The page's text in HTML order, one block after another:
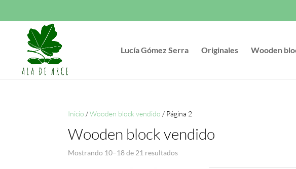
Lucía Gómez Serra Originales Wooden
Inicio /Wooden block vendido / Página 2
Wooden block vendido
Mostrando 10–18 de 21 resultados